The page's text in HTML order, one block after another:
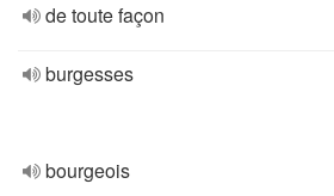
de toute façon
burgesses
bourgeois